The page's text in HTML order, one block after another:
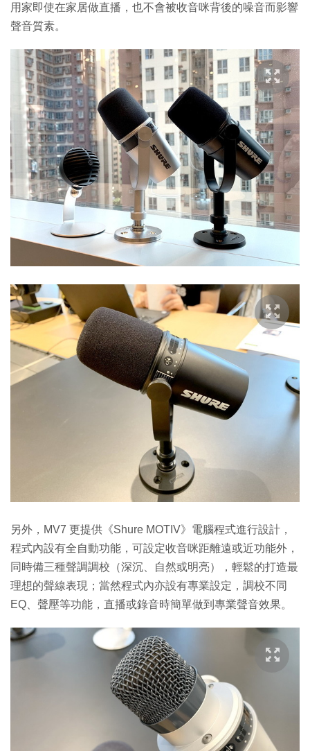
用家即使在家居做直播，也不會被收音咪背後的噪音而影響
聲音質素。
另外，MV7 更提供《Shure MOTIV》電腦程式進行設計，
程式內設有全自動功能，可設定收音咪距離遠或近功能外，
同時備三種聲調調校（深沉、自然或明亮），輕鬆的打造最
理想的聲線表現；當然程式內亦設有專業設定，調校不同
EQ、聲壓等功能，直播或錄音時簡單做到專業聲音效果。